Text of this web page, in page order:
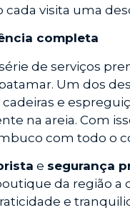
visita uma
completa
de serviços
Um dos
e
na areia. Com
com todo o
e segurança
da região a
e